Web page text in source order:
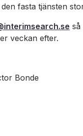
fasta tjänsten
så
veckan efter.
Bonde